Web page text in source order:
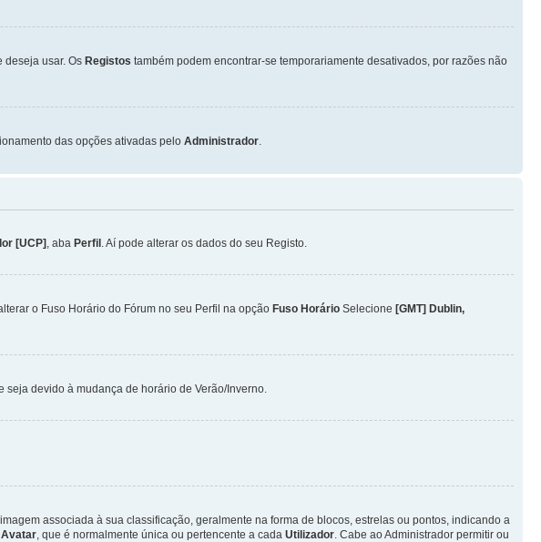
deseja usar. Os Registos também podem encontrar-se temporariamente desativados, por razões não
das opções ativadas pelo Administrador.
[UCP] , aba Perfil . Aí pode alterar os dados do seu Registo.
o Fuso Horário do Fórum no seu Perfil na opção Fuso Horário Selecione [GMT] Dublin,
seja devido à mudança de horário de Verão/Inverno.
associada à sua classificação, geralmente na forma de blocos, estrelas ou pontos, indicando a
Avatar, que é normalmente única ou pertencente a cada Utilizador. Cabe ao Administrador permitir ou